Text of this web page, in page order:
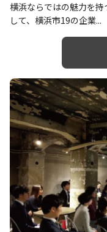
横浜ならではの魅力を
して、横浜市19の企業...